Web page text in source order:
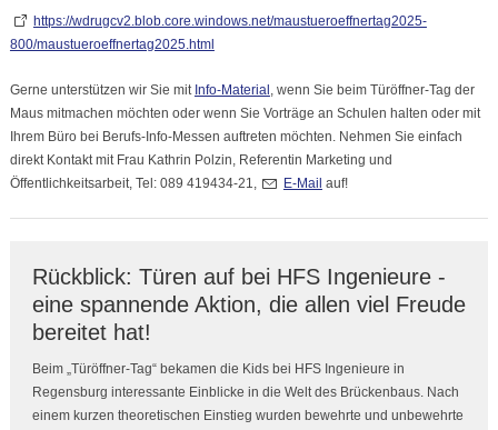
https://wdrugcv2.blob.core.windows.net/maustueroeffnertag2025-
800/maustueroeffnertag2025.html
Gerne unterstützen wir Sie mit Info-Material , wenn Sie beim Türöffner-Tag der
Maus mitmachen möchten oder wenn Sie Vorträge an Schulen halten oder mit
Ihrem Büro bei Berufs-Info-Messen auftreten möchten. Nehmen Sie einfach
direkt Kontakt mit Frau Kathrin Polzin, Referentin Marketing und
Öffentlichkeitsarbeit, Tel: 089 419434-21,
E-Mail auf!
Rückblick: Türen auf bei HFS Ingenieure -
eine spannende Aktion, die allen viel Freude
bereitet hat!
Beim „Türöffner-Tag“ bekamen die Kids bei HFS Ingenieure in
Regensburg interessante Einblicke in die Welt des Brückenbaus. Nach
einem kurzen theoretischen Einstieg wurden bewehrte und unbewehrte